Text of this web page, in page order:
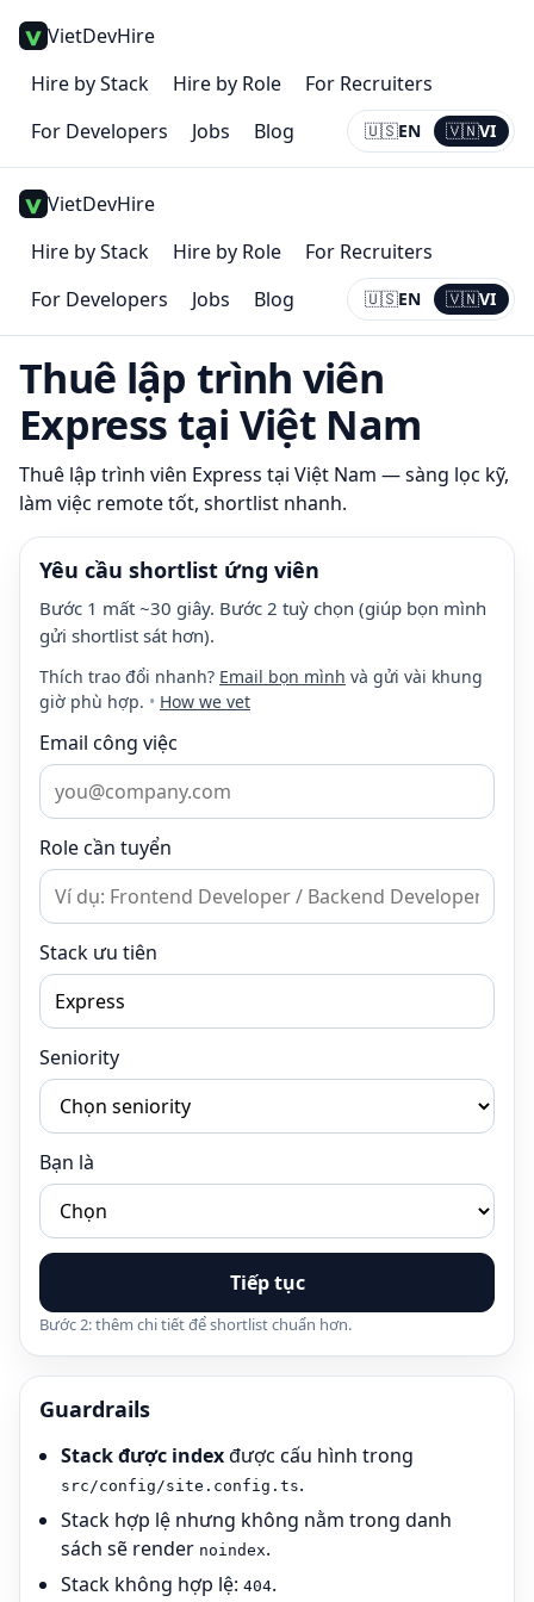
VietDevHire
Hire by Stack
Hire by Role
For Recruiters
For Developers
Jobs Blog 🇺🇸EN 🇻🇳VI
Current:
VI
VietDevHire
Hire by Stack
Hire by Role
For Recruiters
For Developers
Jobs Blog 🇺🇸EN 🇻🇳VI
Current:
VI
Thuê lập trình viên
Expresstại Việt Nam
Thuê lập trình viên Express tại Việt Nam — sàng lọc kỹ,
làm việc remote tốt, shortlist nhanh.
Yêu cầu shortlist ứng viên
Bước 1 mất ~30 giây. Bước 2 tuỳ chọn (giúp bọn mình
gửi shortlist sát hơn).
Thích trao đổi nhanh? Email bọn mình và gửi vài khung
giờ phù hợp. • How we vet
Email công việc
Role cần tuyển
Stack ưu tiên
Seniority
Bạn là
Tiếp tục
Bước 2: thêm chi tiết để shortlist chuẩn hơn.
Guardrails
Stack được indexđược cấu hình trong
src/config/site.config.ts.
Stack hợp lệ nhưng không nằm trong danh
sách sẽ render noindex.
Stack không hợp lệ: 404.